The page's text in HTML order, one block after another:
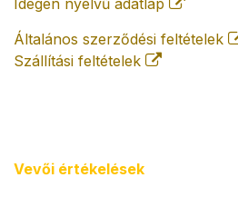
Idegen nyelvű adatlap
Általános szerződési feltételek
Szállítási feltételek
Vevői értékel​ések